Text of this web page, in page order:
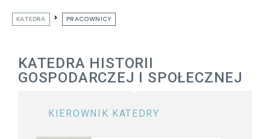
KATEDRA PRACOWNICY
KATEDRA HISTORII
GOSPODARCZEJ I SPOŁECZNEJ
KIEROWNIK KATEDRY